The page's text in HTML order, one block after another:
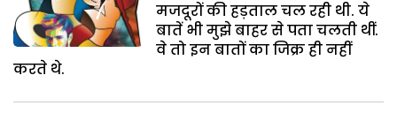
मजदूरों की हड़ताल चल रही थी. ये
बातें भी मुझे बाहर से पता चलती थीं.
वे तो इन बातों का जिक्र ही नहीं
करते थे.